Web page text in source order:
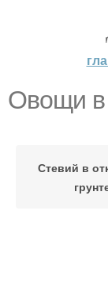
Овощи в
Стевий в